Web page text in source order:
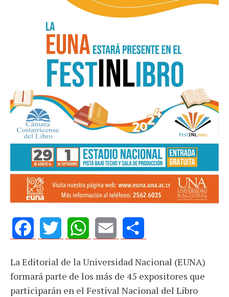
La Editorial de la Universidad Nacional (EUNA)
formará parte de los más de 45 expositores que
participarán en el Festival Nacional del Libro